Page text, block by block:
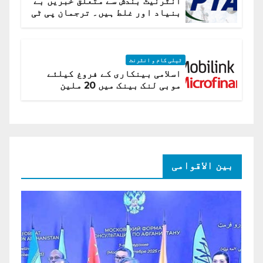
بنیاد اور غلط ہیں۔ ترجمان پی ٹی
ٹیلی کام و انٹرنٹ
اسلامی بینکاری کے فروغ کیلئے
موبی لنک بینک میں 20 ملین
بین الاقوامی